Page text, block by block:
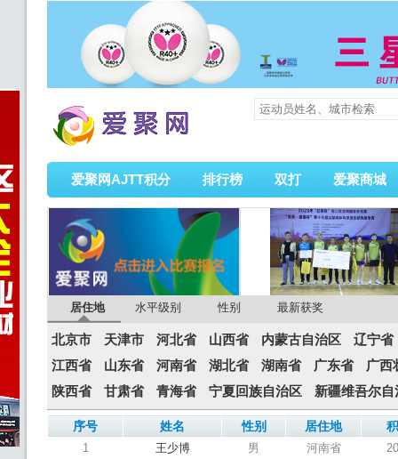
爱聚网AJTT积分 排行榜 双打 爱聚商城
居住地 水平级别 性别 最新获奖
北京市 天津市 河北省 山西省 内蒙古自治区
辽宁省
江西省
山东省 河南省 湖北省 湖南省 广东省
广西
陕西省
甘肃省 青海省 宁夏回族自治区 新疆维吾尔自
序号 姓名 性别 居住地
1 王少博 男 河南省